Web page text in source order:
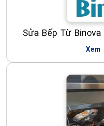
Sửa Bếp Từ
Xem